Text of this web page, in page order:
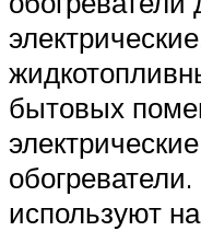
бытовых
используют